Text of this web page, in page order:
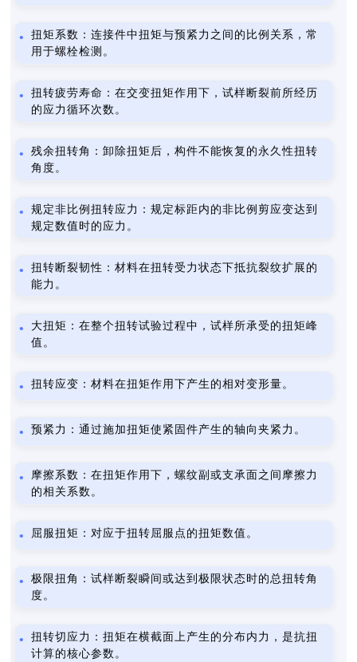
扭矩系数：连接件中扭矩与预紧力之间的比例关系，常
用于螺栓检测。
扭转疲劳寿命：在交变扭矩作用下，试样断裂前所经历
的应力循环次数。
残余扭转角：卸除扭矩后，构件不能恢复的永久性扭转
角度。
规定非比例扭转应力：规定标距内的非比例剪应变达到
规定数值时的应力。
扭转断裂韧性：材料在扭转受力状态下抵抗裂纹扩展的
能力。
大扭矩：在整个扭转试验过程中，试样所承受的扭矩峰
值。
扭转应变：材料在扭矩作用下产生的相对变形量。
预紧力：通过施加扭矩使紧固件产生的轴向夹紧力。
摩擦系数：在扭矩作用下，螺纹副或支承面之间摩擦力
的相关系数。
屈服扭矩：对应于扭转屈服点的扭矩数值。
极限扭角：试样断裂瞬间或达到极限状态时的总扭转角
度。
扭转切应力：扭矩在横截面上产生的分布内力，是抗扭
计算的核心参数。